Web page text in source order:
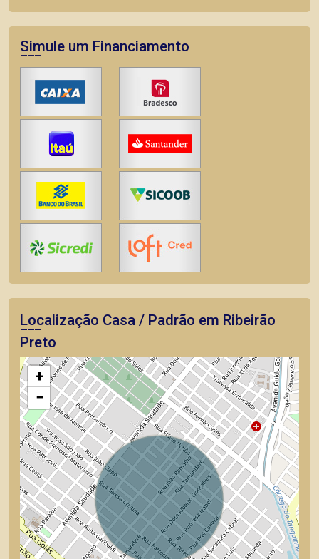
Simule um Financiamento
Localização Casa / Padrão em Ribeirão
Preto
+
−